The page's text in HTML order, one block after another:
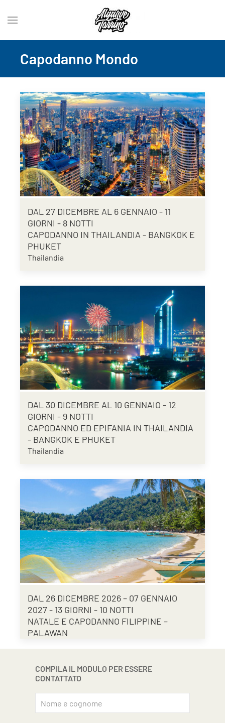
Capodanno Mondo
DAL 27 DICEMBRE AL 6 GENNAIO - 11
GIORNI - 8 NOTTI
CAPODANNO IN THAILANDIA - BANGKOK E
PHUKET
Thailandia
DAL 30 DICEMBRE AL 10 GENNAIO - 12
GIORNI - 9 NOTTI
CAPODANNO ED EPIFANIA IN THAILANDIA
- BANGKOK E PHUKET
Thailandia
DAL 26 DICEMBRE 2026 – 07 GENNAIO
2027 - 13 GIORNI - 10 NOTTI
NATALE E CAPODANNO FILIPPINE –
PALAWAN
COMPILA IL MODULO PER ESSERE
CONTATTATO